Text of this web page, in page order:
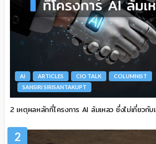
AI ARTICLES CIO TALK
COLUMNIST
SANSIRI SIRISANTAKUPT
2 เหตุผลหลักที่โครงการ AI ล้มเหลว ซึ่งไม่เกี่ยวกับ
2